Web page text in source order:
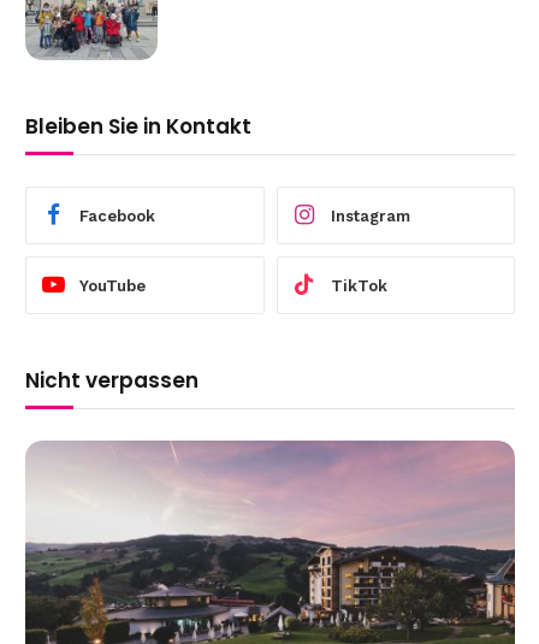
Bleiben Sie in Kontakt
Facebook Instagram
YouTube TikTok
Nicht verpassen